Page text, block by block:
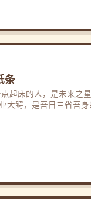
条
起床的人，是未来之
大鳄，是吾日三省吾